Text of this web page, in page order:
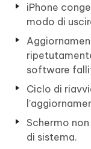
iPhone
modo di
software
Ciclo di
Schermo
di sistema.